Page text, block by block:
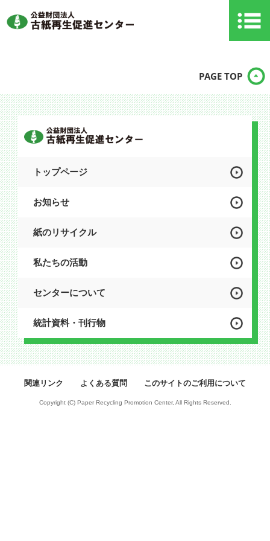
PAGE TOP
トップページ
お知らせ
紙のリサイクル
私たちの活動
センターについて
統計資料・刊行物
関連リンク よくある質問 このサイトのご利用について
Copyright (C) Paper Recycling Promotion Center, All Rights Reserved.